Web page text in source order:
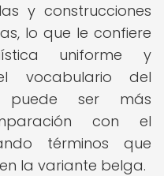
y construcciones
lo que le confiere
uniforme y
vocabulario del
puede ser más
con el
términos que
la variante belga.